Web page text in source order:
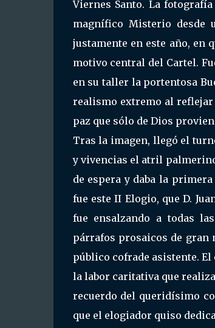
Viernes Santo. La
magnífico Misterio desde
justamente en este año, en
motivo central del Cartel.
en su taller la portentosa
realismo extremo al
paz que sólo de Dios
Tras la imagen, llegó el
y vivencias el atril
de espera y daba la
fue este II Elogio, que D.
fue ensalzando a todas
párrafos prosaicos de gran
público cofrade asistente. El
la labor caritativa que
recuerdo del queridísimo
que el elogiador quiso